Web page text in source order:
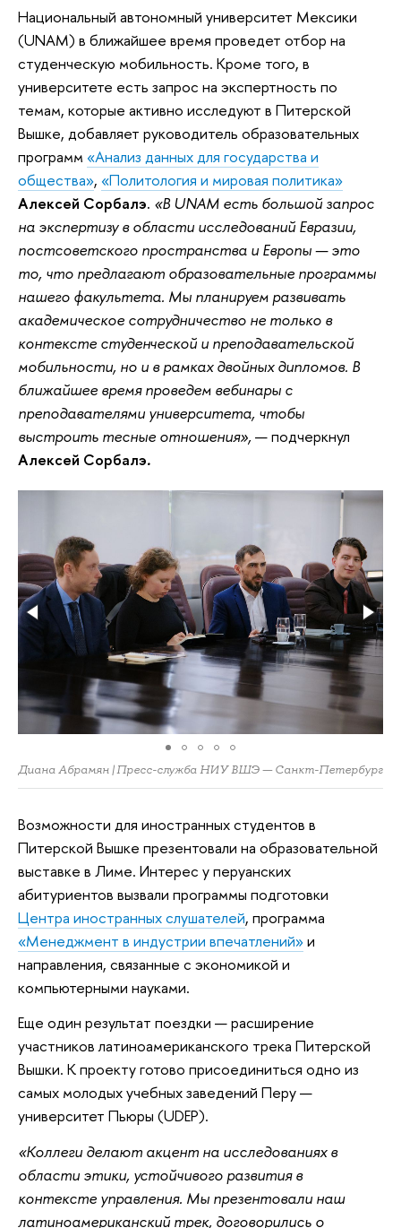
Национальный автономный университет Мексики
(UNAM) в ближайшее время проведет отбор на
студенческую мобильность. Кроме того, в
университете есть запрос на экспертность по
темам, которые активно исследуют в Питерской
Вышке, добавляет руководитель образовательных
программ «Анализ данных для государства и
общества», «Политология и мировая политика»
Алексей Сорбалэ. «В UNAM есть большой запрос
на экспертизу в области исследований Евразии,
постсоветского пространства и Европы — это
то, что предлагают образовательные программы
нашего факультета. Мы планируем развивать
академическое сотрудничество не только в
контексте студенческой и преподавательской
мобильности, но и в рамках двойных дипломов. В
ближайшее время проведем вебинары с
преподавателями университета, чтобы
выстроить тесные отношения»,— подчеркнул
Алексей Сорбалэ.
Диана Абрамян | Пресс-служба НИУ ВШЭ — Санкт-Петербург
Возможности для иностранных студентов в
Питерской Вышке презентовали на образовательной
выставке в Лиме. Интерес у перуанских
абитуриентов вызвали программы подготовки
Центра иностранных слушателей, программа
«Менеджмент в индустрии впечатлений»и
направления, связанные с экономикой и
компьютерными науками.
Еще один результат поездки — расширение
участников латиноамериканского трека Питерской
Вышки. К проекту готово присоединиться одно из
самых молодых учебных заведений Перу —
университет Пьюры (UDEP).
«Коллеги делают акцент на исследованиях в
области этики, устойчивого развития в
контексте управления. Мы презентовали наш
латиноамериканский трек, договорились о